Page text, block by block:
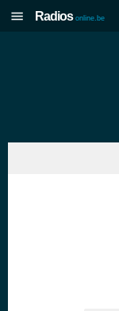
Radios online.be